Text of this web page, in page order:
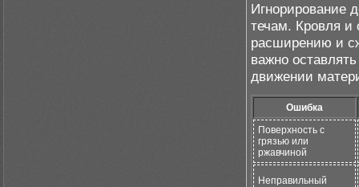
Игнорирование
течам. Кровля и
расширению и
важно
движении
Ошибка
Поверхность с
грязью или
ржавчиной
Неправильный